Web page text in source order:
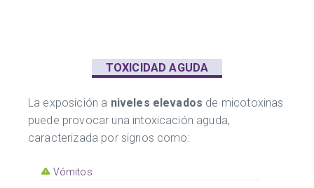
TOXICIDAD AGUDA
La exposición a niveles elevados de micotoxinas
puede provocar una intoxicación aguda,
caracterizada por signos como:
Vómitos